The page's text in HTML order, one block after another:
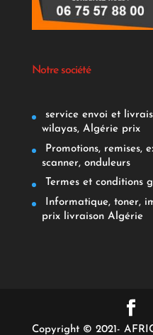
Notre société
service envoi et
wilayas, Algérie prix
Promotions, remises,
scanner, onduleurs
Termes et conditions
Informatique, toner,
prix livraison Algérie
Copyright © 2021-